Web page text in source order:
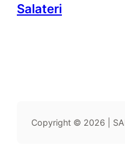
Salateri
Copyright © 2026 |